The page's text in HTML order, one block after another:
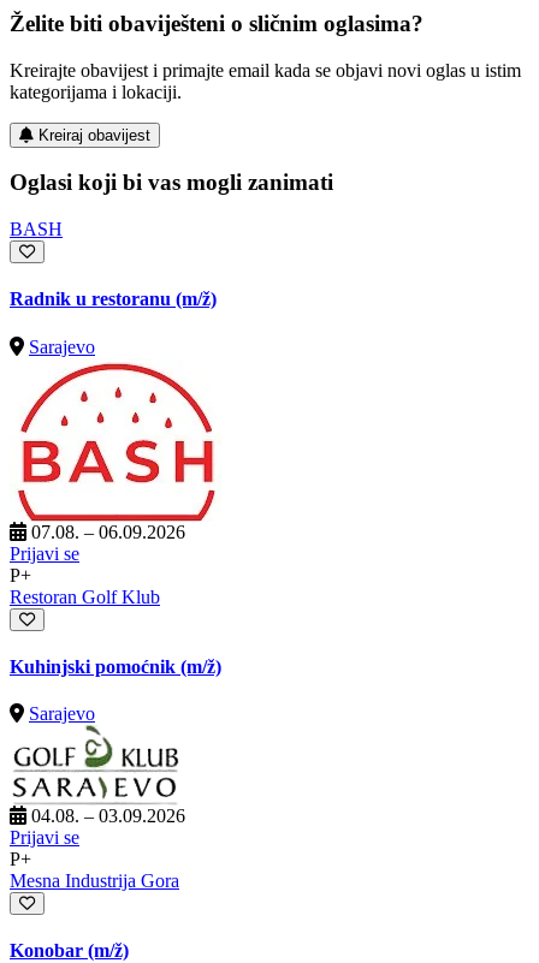
Želite biti obaviješteni o sličnim oglasima?
Kreirajte obavijest i primajte email kada se objavi novi oglas u istim
kategorijama i lokaciji.
Kreiraj obavijest
Oglasi koji bi vas mogli zanimati
BASH
Radnik u restoranu (m/ž)
Sarajevo
07.08. – 06.09.2026
Prijavi se
P+
Restoran Golf Klub
Kuhinjski pomoćnik (m/ž)
Sarajevo
04.08. – 03.09.2026
Prijavi se
P+
Mesna Industrija Gora
Konobar (m/ž)